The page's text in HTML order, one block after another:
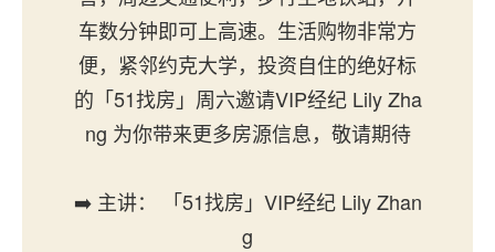
车数分钟即可上高速。生活购物非常方
便，紧邻约克大学，投资自住的绝好标
的「51找房」周六邀请VIP经纪 Lily Zha
ng 为你带来更多房源信息，敬请期待
➡️ 主讲： 「51找房」VIP经纪 Lily Zhan
g